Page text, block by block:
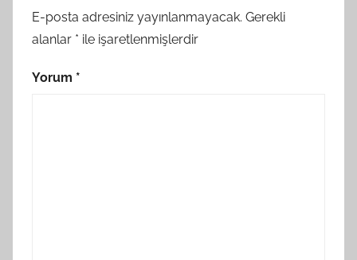
E-posta adresiniz yayınlanmayacak. Gerekli
alanlar * ile işaretlenmişlerdir
Yorum *